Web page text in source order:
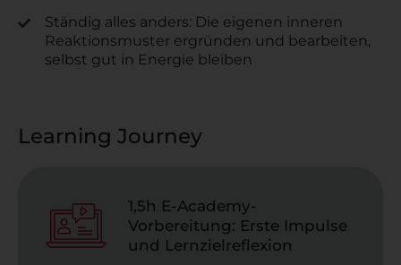
Ständig alles anders: Die eigenen inneren
Reaktionsmuster ergründen und bearbeiten,
selbst gut in Energie bleiben
Learning Journey
1,5h E-Academy-
Vorbereitung: Erste Impulse
und Lernzielreflexion